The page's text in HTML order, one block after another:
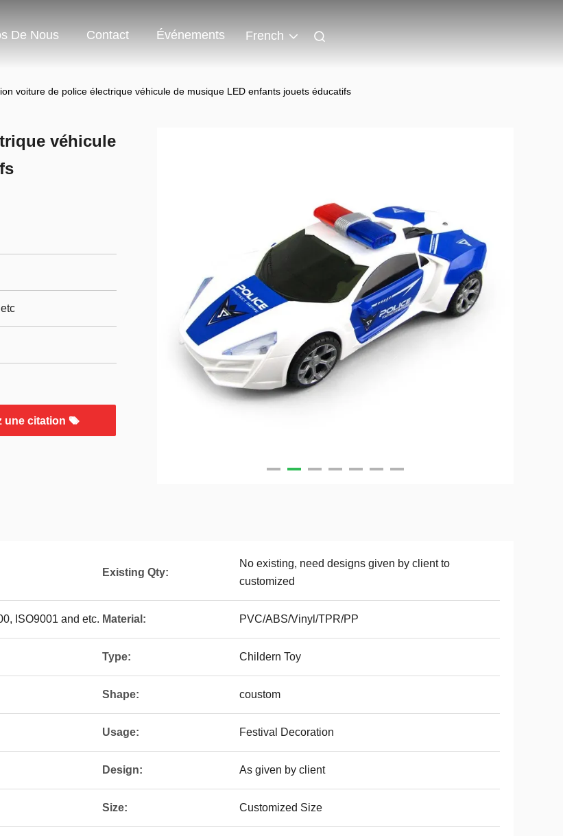
De Nous Contact Événements French
voiture de police électrique véhicule de musique LED enfants jouets éducatifs
véhicule
une citation
Existing Qty:
No existing, need designs given by client to
customized
ISO9001 and etc. Material: PVC/ABS/Vinyl/TPR/PP
Type: Childern Toy
Shape: coustom
Usage: Festival Decoration
Design: As given by client
Size: Customized Size